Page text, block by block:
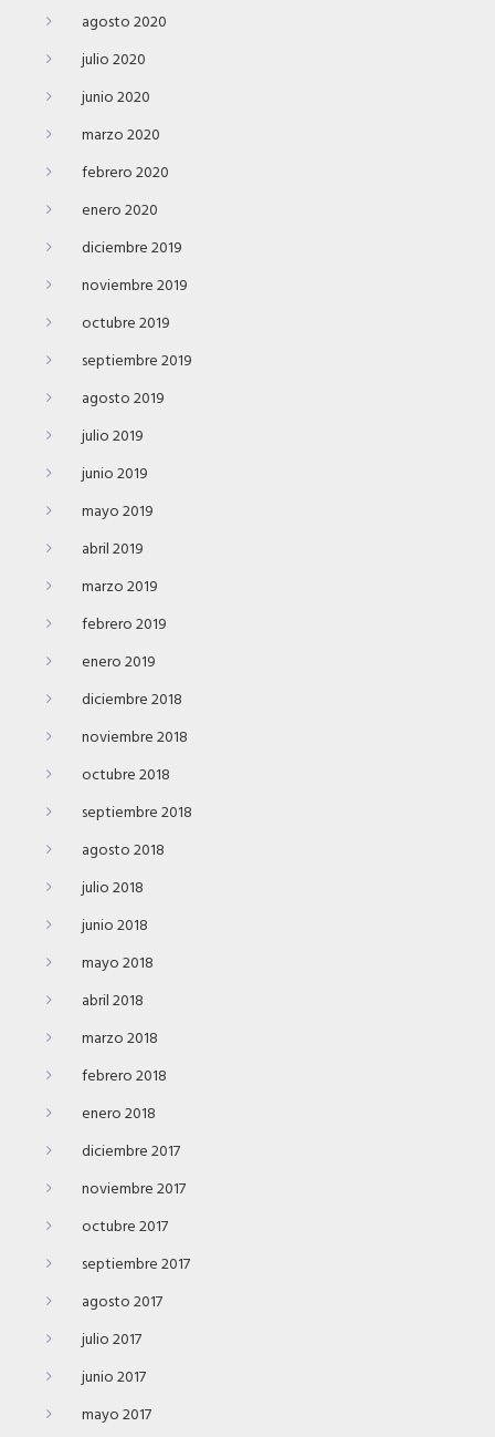
agosto 2020
julio 2020
junio 2020
marzo 2020
febrero 2020
enero 2020
diciembre 2019
noviembre 2019
octubre 2019
septiembre 2019
agosto 2019
julio 2019
junio 2019
mayo 2019
abril 2019
marzo 2019
febrero 2019
enero 2019
diciembre 2018
noviembre 2018
octubre 2018
septiembre 2018
agosto 2018
julio 2018
junio 2018
mayo 2018
abril 2018
marzo 2018
febrero 2018
enero 2018
diciembre 2017
noviembre 2017
octubre 2017
septiembre 2017
agosto 2017
julio 2017
junio 2017
mayo 2017